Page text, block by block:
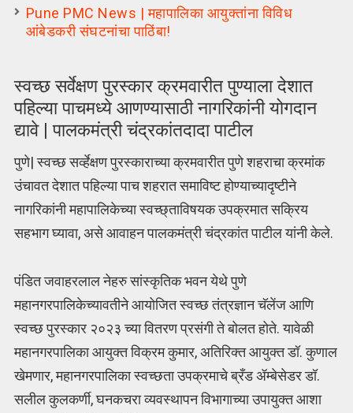
Pune PMC News | महापालिका आयुक्तांना विविध
आंबेडकरी संघटनांचा पाठिंबा!
स्वच्छ सर्वेक्षण पुरस्कार क्रमवारीत पुण्याला देशात
पहिल्या पाचमध्ये आणण्यासाठी नागरिकांनी योगदान
द्यावे | पालकमंत्री चंद्रकांतदादा पाटील
पुणे| स्वच्छ सर्व्हेक्षण पुरस्काराच्या क्रमवारीत पुणे शहराचा क्रमांक
उंचावत देशात पहिल्या पाच शहरात समाविष्ट होण्याच्यादृष्टीने
नागरिकांनी महापालिकेच्या स्वच्छ्ताविषयक उपक्रमात सक्रिय
सहभाग घ्यावा, असे आवाहन पालकमंत्री चंद्रकांत पाटील यांनी केले.
पंडित जवाहरलाल नेहरु सांस्कृतिक भवन येथे पुणे
महानगरपालिकेच्यावतीने आयोजित स्वच्छ तंत्रज्ञान चॅलेंज आणि
स्वच्छ पुरस्कार २०२३ च्या वितरण प्रसंगी ते बोलत होते. यावेळी
महानगरपालिका आयुक्त विक्रम कुमार, अतिरिक्त आयुक्त डॉ. कुणाल
खेमणार, महानगरपालिका स्वच्छता उपक्रमाचे ब्रँड ॲम्बेसेडर डॉ.
सलील कुलकर्णी, घनकचरा व्यवस्थापन विभागाच्या उपायुक्त आशा